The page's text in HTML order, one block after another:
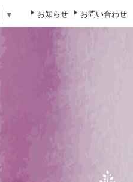
▼ お知らせ お問い合わせ